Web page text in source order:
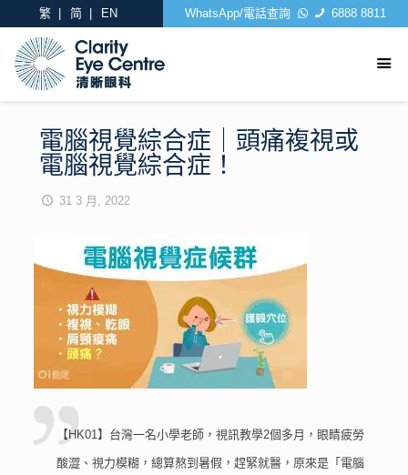
繁 简 EN WhatsApp/電話查詢 6888 8811
電腦視覺綜合症｜頭痛複視或
電腦視覺綜合症！
31 3 月, 2022
【HK01】台灣一名小學老師，視訊教學2個多月，眼睛疲勞
酸澀、視力模糊，總算熬到暑假，趕緊就醫，原來是「電腦